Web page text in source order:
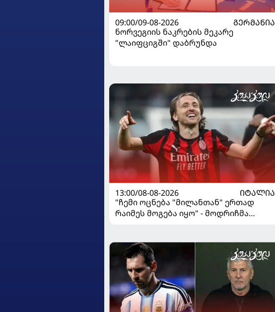
09:00/09-08-2026
ᲒᲔᲠᲛᲐᲜᲘᲐ
ნორვეგიის ნაკრების მეკარე
"ლაიფციგში" დაბრუნდა
13:00/08-08-2026
ᲘᲢᲐᲚᲘᲐ
"ჩემი ოცნება "მილანთან" ერთად
რაიმეს მოგება იყო" - მოდრიჩმა